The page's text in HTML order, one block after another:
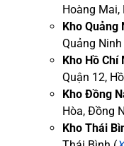
Hoàng Mai,
Kho Quảng
Quảng Ninh
Kho Hồ Chí
Quận 12,
Kho Đồng
Hòa, Đồng
Kho Thái